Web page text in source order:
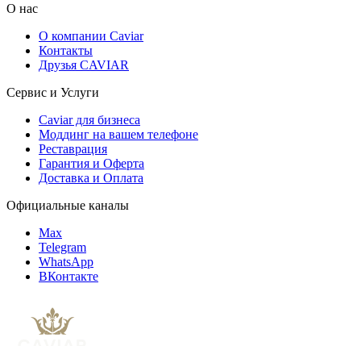
О нас
О компании Caviar
Контакты
Друзья CAVIAR
Сервис и Услуги
Caviar для бизнеса
Моддинг на вашем телефоне
Реставрация
Гарантия и Оферта
Доставка и Оплата
Официальные каналы
Max
Telegram
WhatsApp
ВКонтакте